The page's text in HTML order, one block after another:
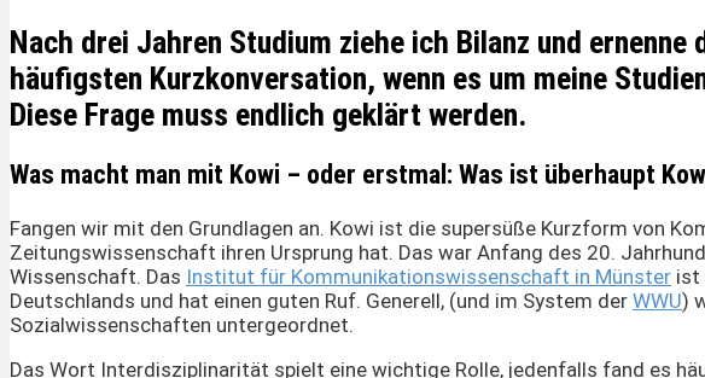
Nach drei Jahren Studium ziehe ich Bilanz und
häufigsten Kurzkonversation, wenn es um meine
Diese Frage muss endlich geklärt werden.
Was macht man mit Kowi – oder erstmal: Was ist überhaupt
Fangen wir mit den Grundlagen an. Kowi ist die supersüße Kurzform von
Zeitungswissenschaft ihren Ursprung hat. Das war Anfang des 20.
Wissenschaft. Das Institut für Kommunikationswissenschaft in Münster ist
Deutschlands und hat einen guten Ruf. Generell, (und im System der WWU)
Sozialwissenschaften untergeordnet.
Das Wort Interdisziplinarität spielt eine wichtige Rolle, jedenfalls fand es